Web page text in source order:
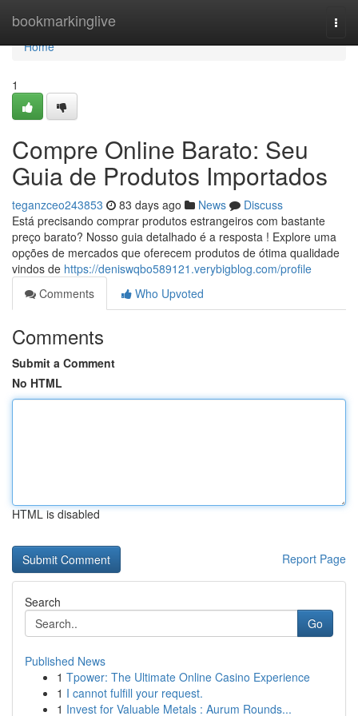
bookmarkinglive
Home
Home
1
Compre Online Barato: Seu
Guia de Produtos Importados
teganzceo243853 83 days ago News
Discuss
Está precisando comprar produtos estrangeiros com bastante
preço barato? Nosso guia detalhado é a resposta ! Explore uma
opções de mercados que oferecem produtos de ótima qualidade
vindos de https://deniswqbo589121.verybigblog.com/profile
Comments
Who Upvoted
Comments
Submit a Comment
No HTML
HTML is disabled
Report Page
Search
Go
Published News
1 Tpower: The Ultimate Online Casino Experience
1 I cannot fulfill your request.
1 Invest for Valuable Metals : Aurum Rounds...